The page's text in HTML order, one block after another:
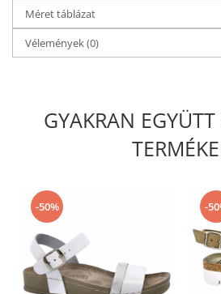
Méret táblázat
Vélemények(0)
GYAKRAN
-50% -